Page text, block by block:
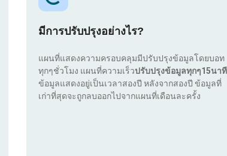
มีการปรับปรุงอย่างไร?
แผนที่แสดงความครอบคลุมมีปรับปรุงข้อมูลโดยบอท
ทุกๆชั่วโมง แผนที่ความเร็วปรับปรุงข้อมูลทุกๆ15นาที
ข้อมูลแสดงอยู่เป็นเวลาสองปี หลังจากสองปี ข้อมูลที่
เก่าที่สุดจะถูกลบออกไปจากแผนที่เดือนละครั้ง